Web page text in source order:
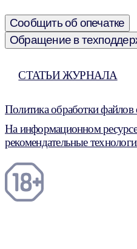
Сообщить об опечатке
Обращение в
СТАТЬИ ЖУРНАЛА
Политика обработки файлов
На информационном
рекомендательные